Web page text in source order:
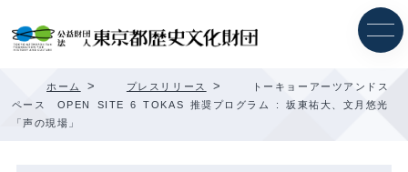
ホーム > プレスリリース >
トーキョーアーツアンドス
ペース OPEN SITE 6 TOKAS 推奨プログラム : 坂東祐大、文月悠光
「声の現場」